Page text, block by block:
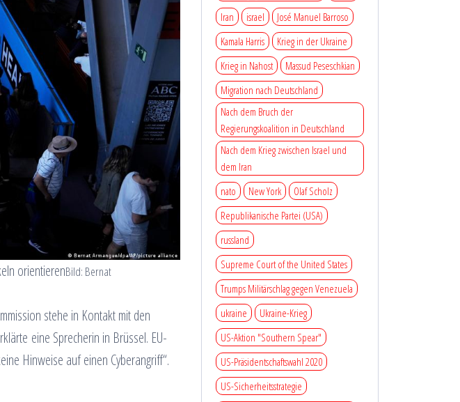
orientierenBild: Bernat
stehe in Kontakt mit den
eine Sprecherin in Brüssel. EU-
Hinweise auf einen Cyberangriff“.
Iran
israel
José Manuel Barroso
Kamala Harris
Krieg in der Ukraine
Krieg in Nahost
Massud Peseschkian
Migration nach Deutschland
Nach dem Bruch der
Regierungskoalition in Deutschland
Nach dem Krieg zwischen Israel und
dem Iran
nato
New York
Olaf Scholz
Republikanische Partei (USA)
russland
Supreme Court of the United States
Trumps Militärschlag gegen Venezuela
ukraine
Ukraine-Krieg
US-Aktion "Southern Spear"
US-Präsidentschaftswahl 2020
US-Sicherheitsstrategie